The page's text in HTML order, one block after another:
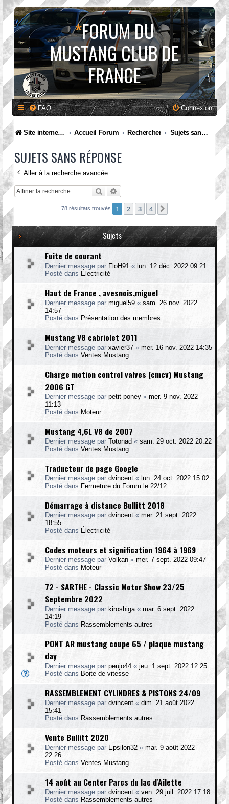
*FORUM DU
MUSTANG CLUB DE
FRANCE
FAQ Connexion
Site internet MCF Accueil Forum Rechercher Sujets sans réponse
SUJETS SANS RÉPONSE
Aller à la recherche avancée
Rechercher
78 résultats trouvés 1 2 3 4
Sujets
Fuite de courant
Dernier message par FloH91 « lun. 12 déc. 2022 09:21
Posté dans Électricité
Haut de France , avesnois,miguel
Dernier message par miguel59 « sam. 26 nov. 2022
14:57
Posté dans Présentation des membres
Mustang V8 cabriolet 2011
Dernier message par xavier37 « mer. 16 nov. 2022 14:35
Posté dans Ventes Mustang
Charge motion control valves (cmcv) Mustang
2006 GT
Dernier message par petit poney « mer. 9 nov. 2022
11:13
Posté dans Moteur
Mustang 4,6L V8 de 2007
Dernier message par Totonad « sam. 29 oct. 2022 20:22
Posté dans Ventes Mustang
Traducteur de page Google
Dernier message par dvincent « lun. 24 oct. 2022 15:02
Posté dans Fermeture du Forum le 22/12
Démarrage à distance Bullitt 2018
Dernier message par dvincent « mer. 21 sept. 2022
18:55
Posté dans Électricité
Codes moteurs et signification 1964 à 1969
Dernier message par Volkan « mer. 7 sept. 2022 09:47
Posté dans Moteur
72 - SARTHE - Classic Motor Show 23/25
Septembre 2022
Dernier message par kiroshiga « mar. 6 sept. 2022
14:19
Posté dans Rassemblements autres
PONT AR mustang coupe 65 / plaque mustang
day
Dernier message par peujo44 « jeu. 1 sept. 2022 12:25
Posté dans Boite de vitesse
RASSEMBLEMENT CYLINDRES & PISTONS 24/09
Dernier message par dvincent « dim. 21 août 2022
15:41
Posté dans Rassemblements autres
Vente Bullitt 2020
Dernier message par Epsilon32 « mar. 9 août 2022
22:26
Posté dans Ventes Mustang
14 août au Center Parcs du lac d'Ailette
Dernier message par dvincent « ven. 29 juil. 2022 17:18
Posté dans Rassemblements autres